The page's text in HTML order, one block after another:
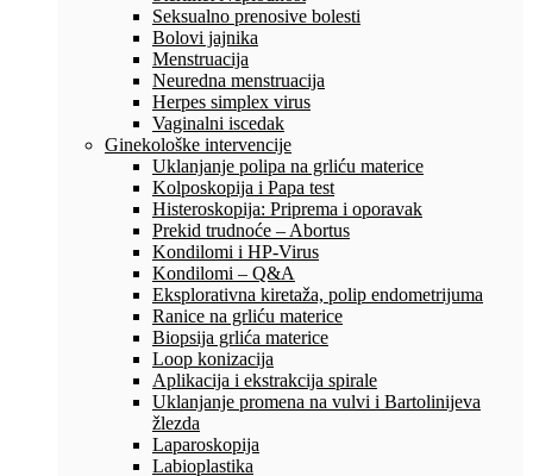
Seksualno prenosive bolesti
Bolovi jajnika
Menstruacija
Neuredna menstruacija
Herpes simplex virus
Vaginalni iscedak
Ginekološke intervencije
Uklanjanje polipa na grliću materice
Kolposkopija i Papa test
Histeroskopija: Priprema i oporavak
Prekid trudnoće – Abortus
Kondilomi i HP-Virus
Kondilomi – Q&A
Eksplorativna kiretaža, polip endometrijuma
Ranice na grliću materice
Biopsija grlića materice
Loop konizacija
Aplikacija i ekstrakcija spirale
Uklanjanje promena na vulvi i Bartolinijeva
žlezda
Laparoskopija
Labioplastika